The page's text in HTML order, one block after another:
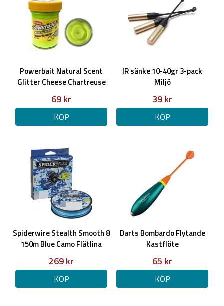
Powerbait Natural Scent
Glitter Cheese Chartreuse
69 kr
KÖP
IR sänke 10-40gr 3-pack
Miljö
39 kr
KÖP
Spiderwire Stealth Smooth 8
150m Blue Camo Flätlina
269 kr
KÖP
Darts Bombardo Flytande
Kastflöte
65 kr
KÖP